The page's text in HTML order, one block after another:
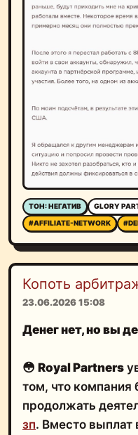
ТОН: НЕГАТИВ GLORY
#AFFILIATE-NETWORK
Копоть
23.06.2026 15:08
Денег нет, но вы
😳 Royal Partners
том, что
продолжать
зп. Вместо выплат